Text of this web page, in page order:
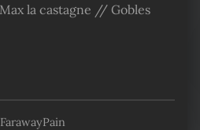
la castagne // Gobles
FarawayPain